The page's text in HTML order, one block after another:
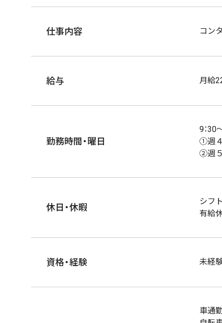
仕事内容 コン
給与 月給
勤務時間・曜日
9：30
①週４
②週５
休日・休暇
シフ
有給
資格・経験 未経
車通